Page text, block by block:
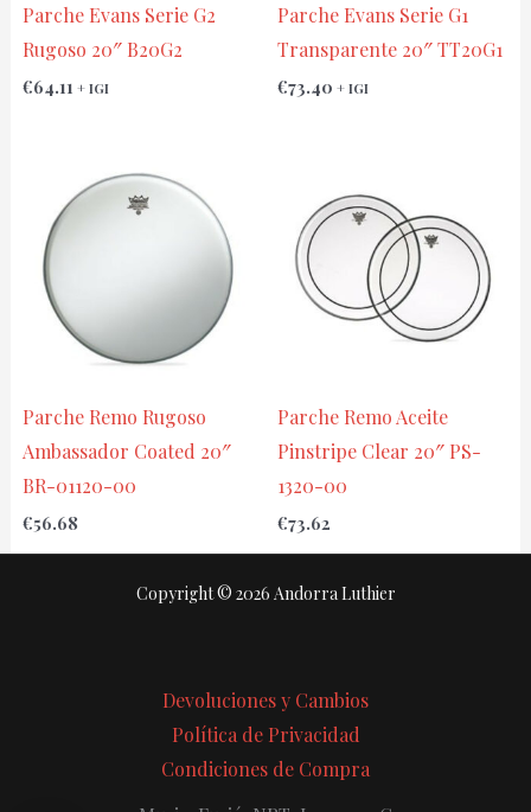
Parche Evans Serie G2
Rugoso 20″ B20G2
€64.11 + IGI
Parche Evans Serie G1
Transparente 20″ TT20G1
€73.40 + IGI
Parche Remo Rugoso
Ambassador Coated 20″
BR-01120-00
€56.68
Parche Remo Aceite
Pinstripe Clear 20″ PS-
1320-00
€73.62
Copyright © 2026 Andorra Luthier
Devoluciones y Cambios
Política de Privacidad
Condiciones de Compra